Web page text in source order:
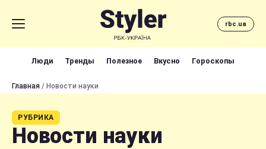
rbc.ua
Люди Тренды Полезное Вкусно Гороскопы
Главная / Новости науки
РУБРИКА
Новости науки